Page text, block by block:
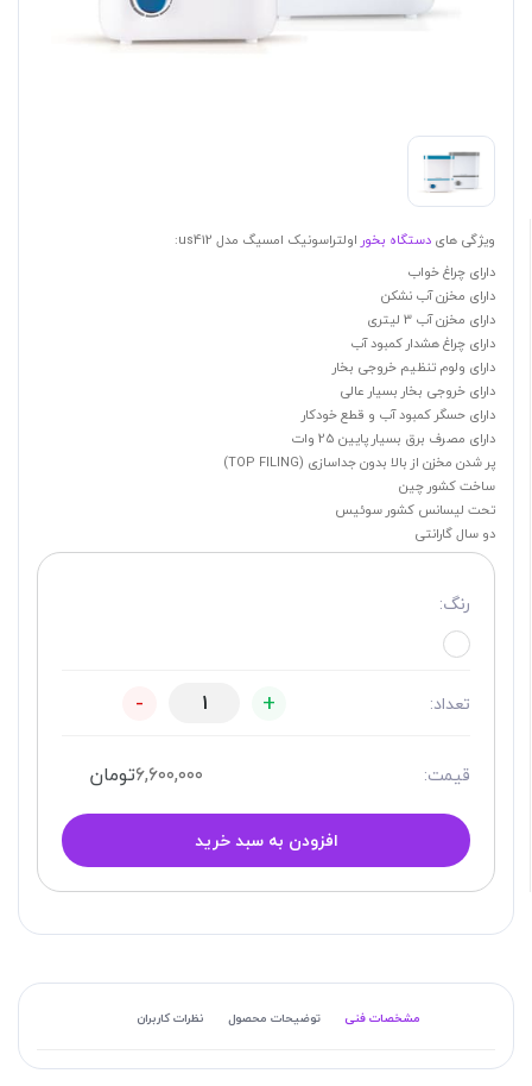
ویژگی های دستگاه بخور اولتراسونیک امسیگ مدل us412:
دارای چراغ خواب
دارای مخزن آب نشکن
دارای مخزن آب 3 لیتری
دارای چراغ هشدار کمبود آب
دارای ولوم تنظیم خروجی بخار
دارای خروجی بخار بسیار عالی
دارای حسگر کمبود آب و قطع خودکار
دارای مصرف برق بسیار پایین 25 وات
پر شدن مخزن از بالا بدون جداسازی (TOP FILING)
ساخت کشور چین
تحت لیسانس کشور سوئیس
دو سال گارانتی
رنگ:
تعداد: +
-
قیمت: ۶,۶۰۰,۰۰۰تومان
افزودن به سبد خرید
مشخصات فنی توضیحات محصول نظرات کاربران